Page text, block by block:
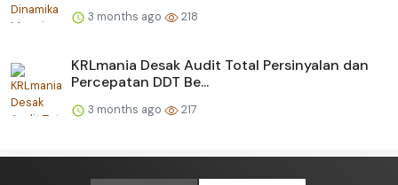
3 months ago 218
KRLmania Desak Audit Total Persinyalan dan
Percepatan DDT Be...
3 months ago 217